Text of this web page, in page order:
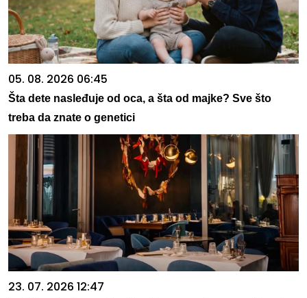
05. 08. 2026 06:45
Šta dete nasleđuje od oca, a šta od majke? Sve što
treba da znate o genetici
23. 07. 2026 12:47